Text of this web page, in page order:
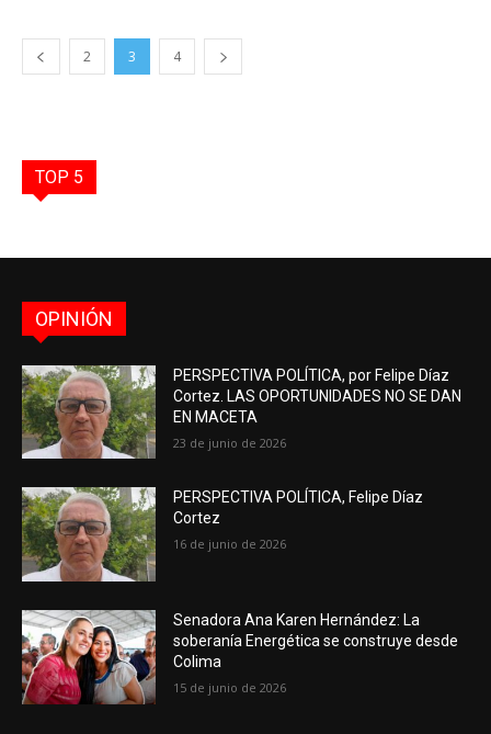
2 3 4
TOP 5
OPINIÓN
PERSPECTIVA POLÍTICA, por Felipe Díaz
Cortez. LAS OPORTUNIDADES NO SE DAN
EN MACETA
23 de junio de 2026
PERSPECTIVA POLÍTICA, Felipe Díaz
Cortez
16 de junio de 2026
Senadora Ana Karen Hernández: La
soberanía Energética se construye desde
Colima
15 de junio de 2026